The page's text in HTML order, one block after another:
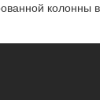
колонны